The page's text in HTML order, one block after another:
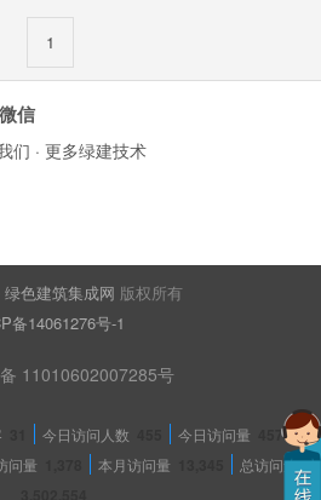
1
信
们 · 更多绿建技术
绿色建筑集成网 版权所有
备14061276号-1
11010602007285号
今日访问人数 今日访问量 457
问量 本月访问量 总访问量